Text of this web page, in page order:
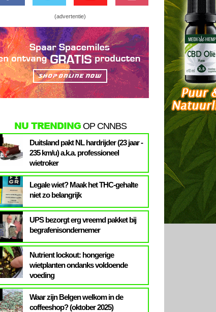
(advertentie)
NU TRENDINGOP CNNBS
Duitsland pakt NL hardrijder (23 jaar -
235 km/u) a.k.a. professioneel
wietroker
Legale wiet? Maak het THC-gehalte
niet zo belangrijk
UPS bezorgt erg vreemd pakket bij
begrafenisondernemer
Nutrient lockout: hongerige
wietplanten ondanks voldoende
voeding
Waar zijn Belgen welkom in de
coffeeshop? (oktober 2025)